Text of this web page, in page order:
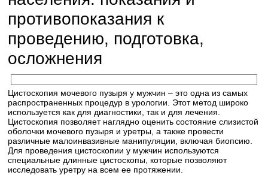
противопоказания к
проведению, подготовка,
осложнения
Цистоскопия мочевого пузыря у мужчин – это одна из самых
распространенных процедур в урологии. Этот метод широко
используется как для диагностики, так и для лечения.
Цистоскопия позволяет наглядно оценить состояние слизистой
оболочки мочевого пузыря и уретры, а также провести
различные малоинвазивные манипуляции, включая биопсию.
Для проведения цистоскопии у мужчин используются
специальные длинные цистоскопы, которые позволяют
исследовать уретру на всем ее протяжении.